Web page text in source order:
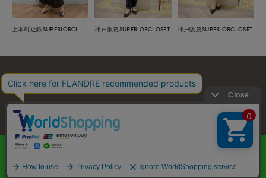
神戸阪急SUPERIORCLOSET 神戸阪急SUPERIORCLOSET
お問い合わせ 利用規約 プライバシーポリシー
特定商取引・古物営業法に基づく表示